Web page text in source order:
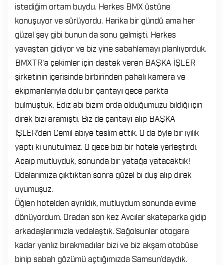
istediğim ortam buydu. Herkes BMX üstüne
konuşuyor ve sürüyordu. Harika bir gündü ama her
güzel şey gibi bunun da sonu gelmişti. Herkes
yavaştan gidiyor ve biz yine sabahlamayı planlıyorduk.
BMXTR’a çekimler için destek veren BAŞKA İŞLER
şirketinin içerisinde birbirinden pahalı kamera ve
ekipmanlarıyla dolu bir çantayı gece parkta
bulmuştuk. Ediz abi bizim orda olduğumuzu bildiği için
direk bizi aramıştı. Biz de çantayı alıp BAŞKA
İŞLER’den Cemil abiye teslim ettik. O da öyle bir iyilik
yaptı ki unutulmaz. O gece bizi bir hotele yerleştirdi.
Acaip mutluyduk, sonunda bir yatağa yatacaktık!
Odalarımıza çıktıktan sonra güzel bi duş alıp direk
uyumuşuz.
Öğlen hotelden ayrıldık, mutluydum sonunda evime
dönüyordum. Oradan son kez Avcılar skateparka gidip
arkadaşlarımızla vedalaştık. Sağolsunlar otogara
kadar yanlız bırakmadılar bizi ve biz akşam otobüse
binip sabah gözümü açtığımızda Samsun’daydık.